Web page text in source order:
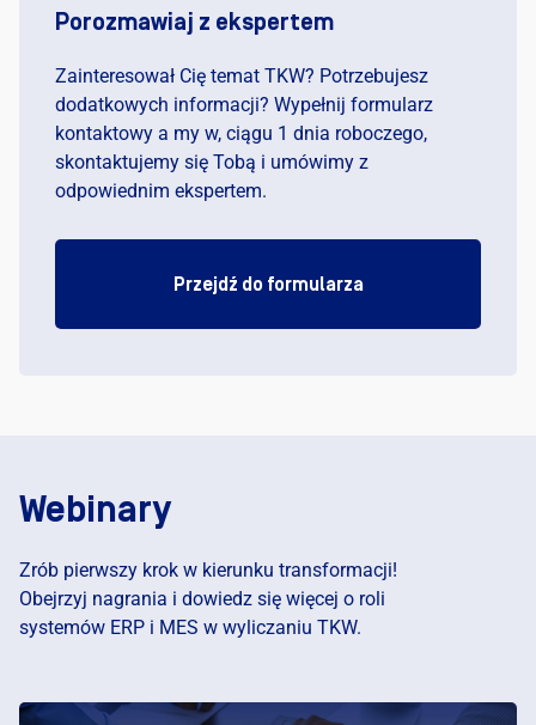
Porozmawiaj z ekspertem
Zainteresował Cię temat TKW? Potrzebujesz
dodatkowych informacji? Wypełnij formularz
kontaktowy a my w, ciągu 1 dnia roboczego,
skontaktujemy się Tobą i umówimy z
odpowiednim ekspertem.
Przejdź do formularza
Webinary
Zrób pierwszy krok w kierunku transformacji!
Obejrzyj nagrania i dowiedz się więcej o roli
systemów ERP i MES w wyliczaniu TKW.